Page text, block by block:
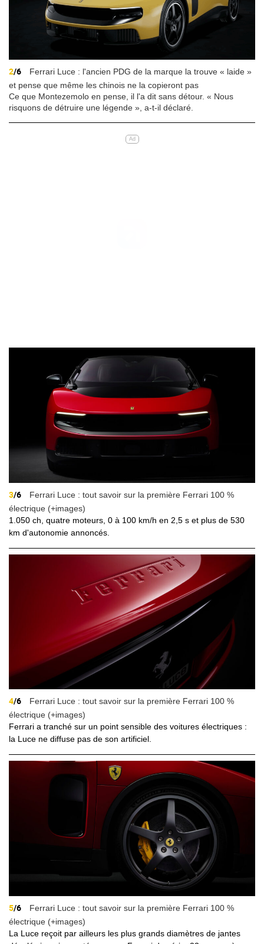
2/6
Ferrari Luce : l'ancien PDG de la marque la trouve « laide »
et pense que même les chinois ne la copieront pas
Ce que Montezemolo en pense, il l'a dit sans détour. « Nous
risquons de détruire une légende », a-t-il déclaré.
Ad
3/6
Ferrari Luce : tout savoir sur la première Ferrari 100 %
électrique (+images)
1.050 ch, quatre moteurs, 0 à 100 km/h en 2,5 s et plus de 530
km d'autonomie annoncés.
4/6
Ferrari Luce : tout savoir sur la première Ferrari 100 %
électrique (+images)
Ferrari a tranché sur un point sensible des voitures électriques :
la Luce ne diffuse pas de son artificiel.
5/6
Ferrari Luce : tout savoir sur la première Ferrari 100 %
électrique (+images)
La Luce reçoit par ailleurs les plus grands diamètres de jantes